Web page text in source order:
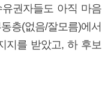
권자들도 아직 마음
층(없음/잘모름)에서
지를 받았고, 하 후보